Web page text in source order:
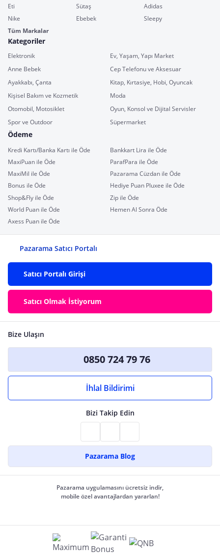
Eti
Sütaş
Adidas
Nike
Ebebek
Sleepy
Tüm Markalar
Kategoriler
Elektronik
Ev, Yaşam, Yapı Market
Anne Bebek
Cep Telefonu ve Aksesuar
Ayakkabı, Çanta
Kitap, Kırtasiye, Hobi, Oyuncak
Kişisel Bakım ve Kozmetik
Moda
Otomobil, Motosiklet
Oyun, Konsol ve Dijital Servisler
Spor ve Outdoor
Süpermarket
Ödeme
Kredi Kartı/Banka Kartı ile Öde
Bankkart Lira ile Öde
MaxiPuan ile Öde
ParafPara ile Öde
MaxiMil ile Öde
Pazarama Cüzdan ile Öde
Bonus ile Öde
Hediye Puan Pluxee ile Öde
Shop&Fly ile Öde
Zip ile Öde
World Puan ile Öde
Hemen Al Sonra Öde
Axess Puan ile Öde
Pazarama Satıcı Portalı
Satıcı Portalı Girişi
Satıcı Olmak İstiyorum
Bize Ulaşın
0850 724 79 76
İhlal Bildirimi
Bizi Takip Edin
Pazarama Blog
Pazarama uygulamasını ücretsiz indir,
mobile özel avantajlardan yararlan!